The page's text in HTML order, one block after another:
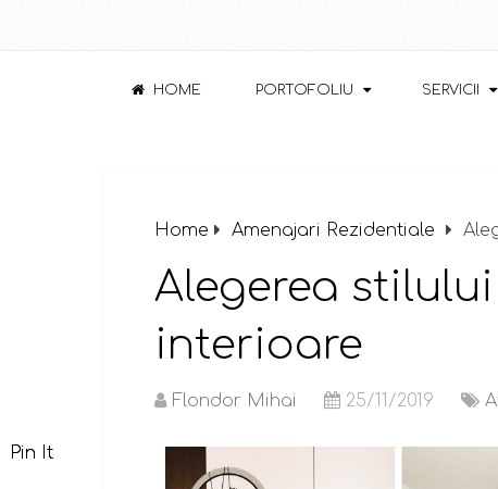
HOME PORTOFOLIU SERVICII
Home Amenajari Rezidentiale
Alegerea
interioare
Flondor Mihai 25/11/2019
Pin It
Pin It